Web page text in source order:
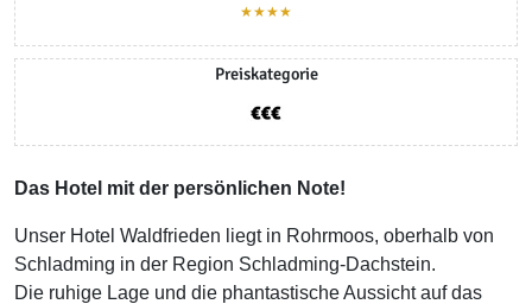
★★★★
Preiskategorie
Das Hotel mit der persönlichen Note!
Unser Hotel Waldfrieden liegt in Rohrmoos, oberhalb von
Schladming in der Region Schladming-Dachstein.
Die ruhige Lage und die phantastische Aussicht auf das